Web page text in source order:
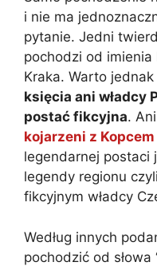
i nie ma
pytanie. Jedni
pochodzi od
Kraka. Warto
księcia ani władcy
postać fikcyjna.
kojarzeni z Kopcem
legendarnej postaci
legendy regionu
fikcyjnym władcy
Według innych
pochodzić od słowa